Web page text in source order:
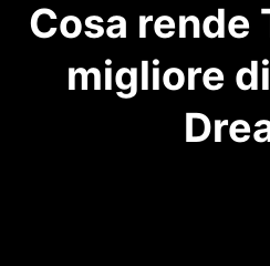
Cosa rende
migliore